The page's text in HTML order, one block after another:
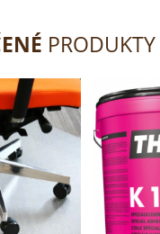
PRODUKTY